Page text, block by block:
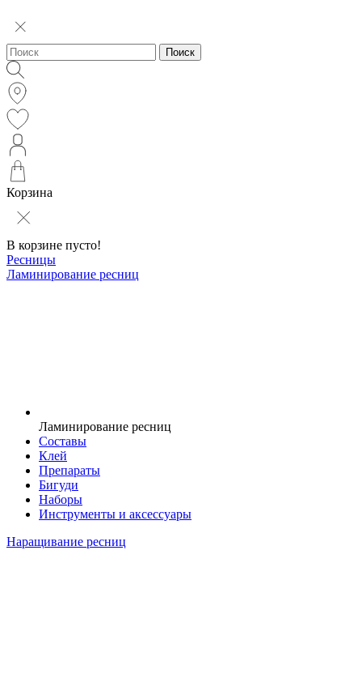
Поиск
Корзина
В корзине пусто!
Ресницы
Ламинирование ресниц
Ламинирование ресниц
Составы
Клей
Препараты
Бигуди
Наборы
Инструменты и аксессуары
Наращивание ресниц